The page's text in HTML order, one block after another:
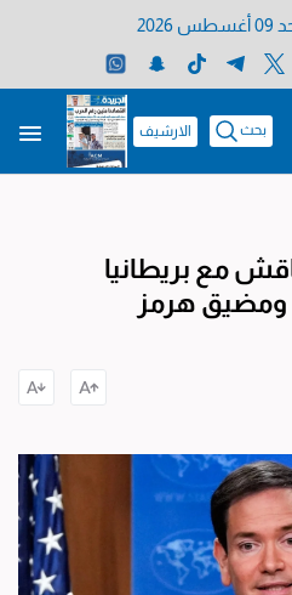
2026
بحث الارشيف
مع بريطانيا
ومضيق هرمز